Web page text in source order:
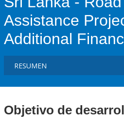
Assistance
Additional
Objetivo de